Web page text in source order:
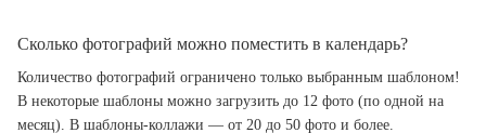
Сколько фотографий можно поместить в календарь?
Количество фотографий ограничено только выбранным шаблоном!
В некоторые шаблоны можно загрузить до 12 фото (по одной на
месяц). В шаблоны-коллажи — от 20 до 50 фото и более.